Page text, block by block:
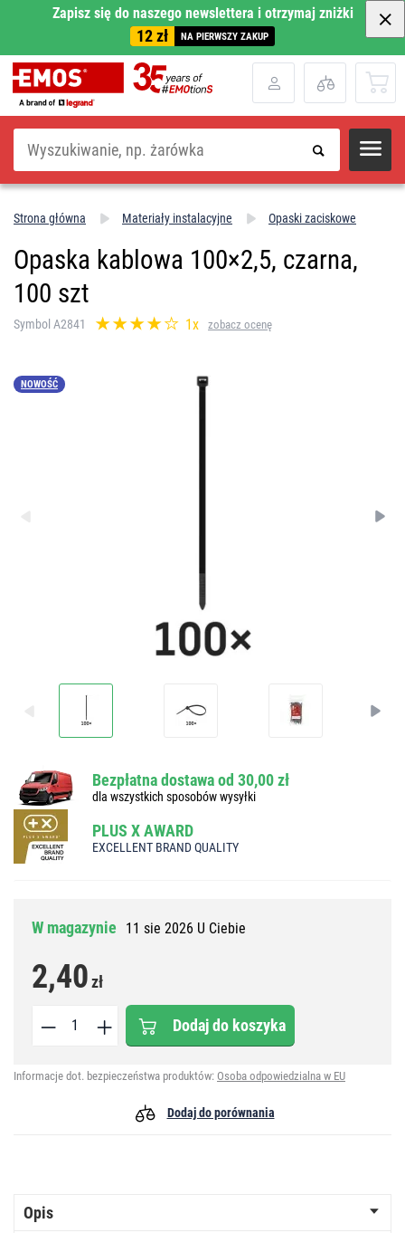
Zapisz się do naszego newslettera i otrzymaj zniżki
12 zł NA PIERWSZY ZAKUP
Szukaj
Strona główna Materiały instalacyjne Opaski zaciskowe
Opaska kablowa 100×2,5, czarna,
100 szt
Symbol A2841 1x zobacz ocenę
NOWOŚĆ
Bezpłatna dostawa od 30,00 zł
dla wszystkich sposobów wysyłki
PLUS X AWARD
EXCELLENT BRAND QUALITY
W magazynie 11 sie 2026 U Ciebie
2,40zł
Dodaj do koszyka
Informacje dot. bezpieczeństwa produktów: Osoba odpowiedzialna w EU
Dodaj do porównania
Opis